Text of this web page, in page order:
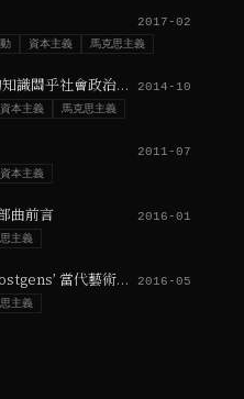
2017-02
資本主義 馬克思主義
邁向社會性藝術——藝術實踐的知識關乎社會政治過程的知識 2014-10
資本主義 馬克思主義
2011-07
資本主義
曲前言 2016-01
主義
諸眾之貌演講稿摘錄 | 吉隆坡Lostgens’ 當代藝術空間 2016-05
主義